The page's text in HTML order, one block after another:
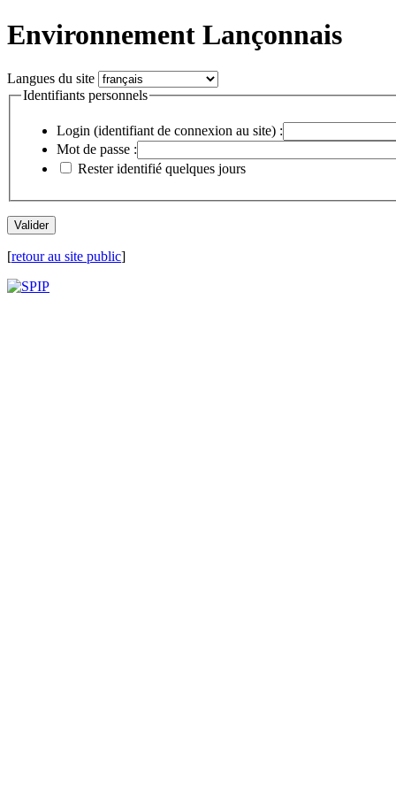
Environnement Lançonnais
Langues du site
Identifiants personnels
Login (identifiant de connexion au site) :
Mot de passe :
Rester identifié quelques jours
[retour au site public]